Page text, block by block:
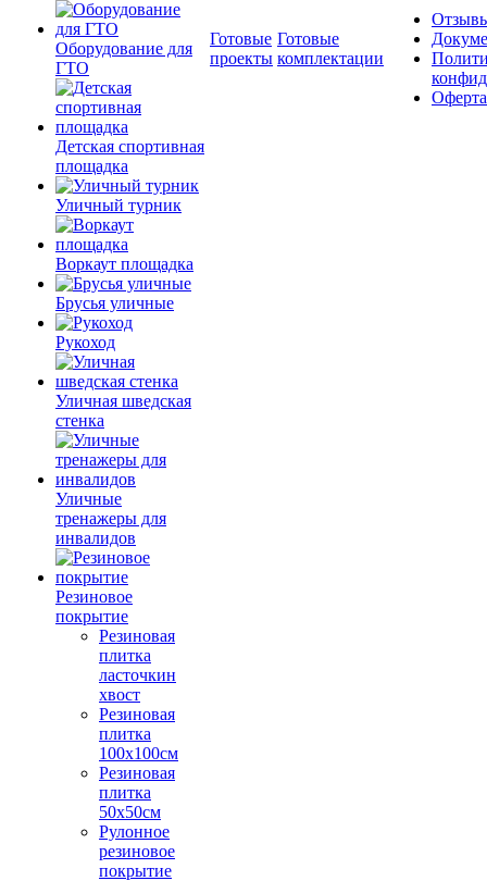
Оборудование для
ГТО
Детская спортивная
площадка
Уличный турник
Воркаут площадка
Брусья уличные
Рукоход
Уличная шведская
стенка
Уличные
тренажеры для
инвалидов
Резиновое
покрытие
Резиновая
плитка
ласточкин
хвост
Резиновая
плитка
100х100см
Резиновая
плитка
50х50см
Рулонное
резиновое
покрытие
Готовые
проекты
Готовые
комплектации
Оферта